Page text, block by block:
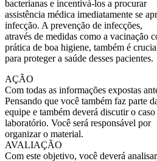
bacterianas e incentivá-los a procurar
assistência médica imediatamente se
infecção. A prevenção de infecções,
através de medidas como a vacinação
prática de boa higiene, também é
para proteger a saúde desses pacientes.
AÇÃO
Com todas as informações expostas
Pensando que você também faz parte
equipe e também deverá discutir o
laboratório. Você será responsável por
organizar o material.
AVALIAÇÃO
Com este objetivo, você deverá